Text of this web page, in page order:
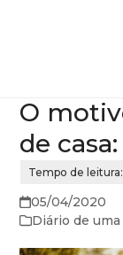
O
de
05/04/2020
Diário de